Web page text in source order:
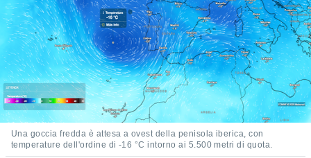
potrai
non
dei
Una goccia fredda è attesa a ovest della penisola iberica, con
temperature dell'ordine di -16 °C intorno ai 5.500 metri di quota.